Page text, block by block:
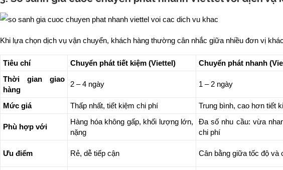
Khi lựa chọn dịch vụ vận chuyển, khách hàng thường cân nhắc giữa nhiều đơn vị
Tiêu chí Chuyển phát tiết kiệm (Viettel) Chuyển phát nhanh
Thời gian giao
hàng
2 – 4 ngày 1 – 2 ngày
Mức giá Thấp nhất, tiết kiệm chi phí Trung bình, cao hơn tiết
Phù hợp với
Hàng hóa không gấp, khối lượng lớn,
nặng
Đa số nhu cầu: vừa
chi phí
Ưu điểm Rẻ, dễ tiếp cận Cân bằng giữa tốc độ và